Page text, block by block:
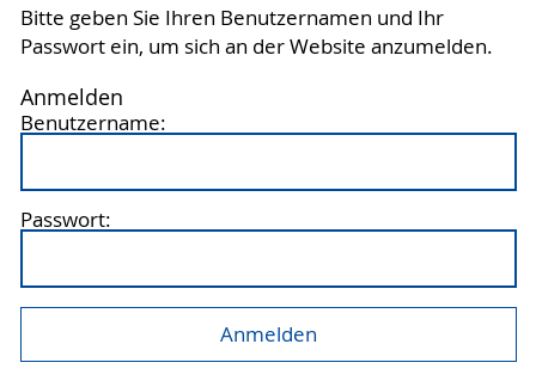
Bitte geben Sie Ihren Benutzernamen und Ihr
Passwort ein, um sich an der Website anzumelden.
Anmelden
Benutzername:
Passwort: